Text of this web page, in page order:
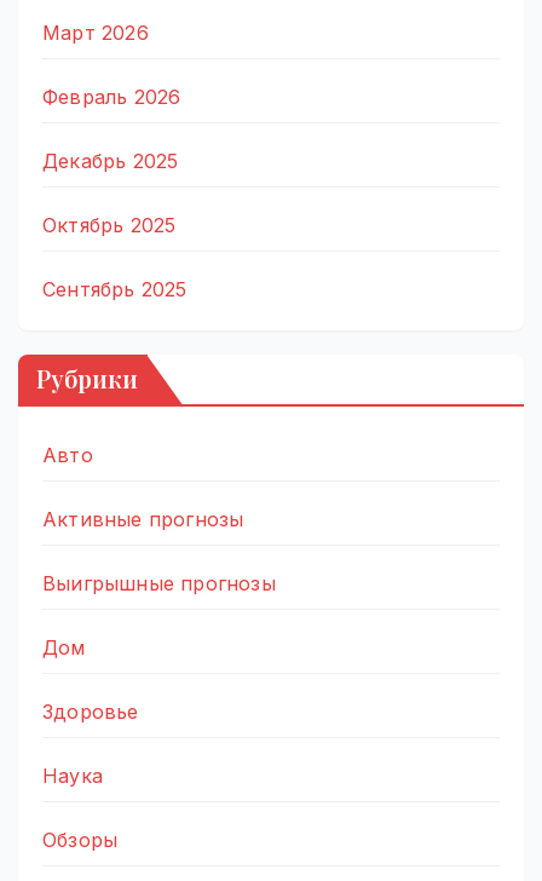
Март 2026
Февраль 2026
Декабрь 2025
Октябрь 2025
Сентябрь 2025
Рубрики
Авто
Активные прогнозы
Выигрышные прогнозы
Дом
Здоровье
Наука
Обзоры